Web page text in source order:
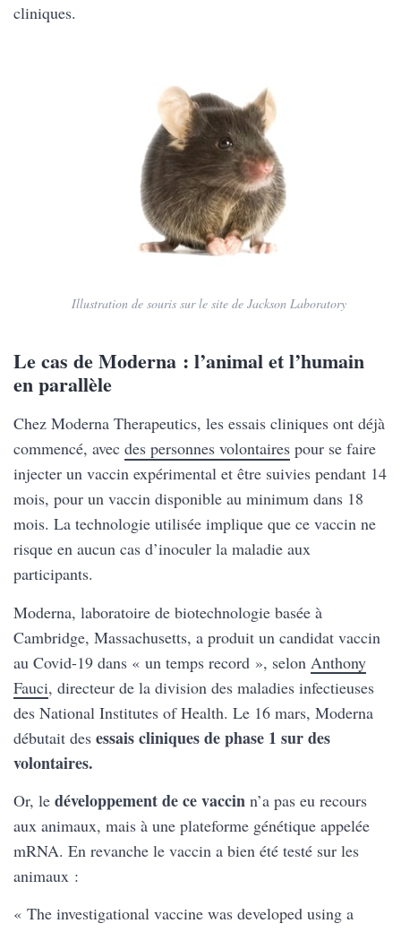
cliniques.
Illustration de souris sur le site de Jackson Laboratory
Le cas de Moderna : l’animal et l’humain
en parallèle
Chez Moderna Therapeutics, les essais cliniques ont déjà
commencé, avec des personnes volontaires pour se faire
injecter un vaccin expérimental et être suivies pendant 14
mois, pour un vaccin disponible au minimum dans 18
mois. La technologie utilisée implique que ce vaccin ne
risque en aucun cas d’inoculer la maladie aux
participants.
Moderna, laboratoire de biotechnologie basée à
Cambridge, Massachusetts, a produit un candidat vaccin
au Covid-19 dans « un temps record », selon Anthony
Fauci, directeur de la division des maladies infectieuses
des National Institutes of Health. Le 16 mars, Moderna
débutait des essais cliniques de phase 1 sur des
volontaires.
Or, le développement de ce vaccin n’a pas eu recours
aux animaux, mais à une plateforme génétique appelée
mRNA. En revanche le vaccin a bien été testé sur les
animaux :
« The investigational vaccine was developed using a